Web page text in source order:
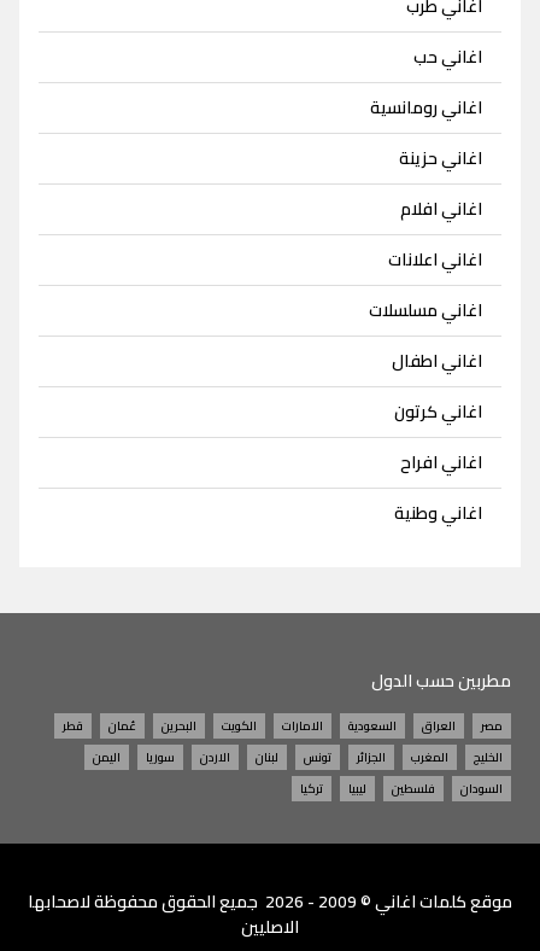
اغاني حب
اغاني رومانسية
اغاني حزينة
اغاني افلام
اغاني اعلانات
اغاني مسلسلات
اغاني اطفال
اغاني كرتون
اغاني افراح
اغاني وطنية
مطربين حسب الدول
مصر العراق السعودية الامارات الكويت البحرين عُمان
قطر
الخليج
المغرب الجزائر تونس لبنان الاردن سوريا
اليمن
السودان
فلسطين ليبيا تركيا
موقعكلمات اغاني
© 2009 - 2026 جميع الحقوق محفوظة لاصحابها
الاصليين